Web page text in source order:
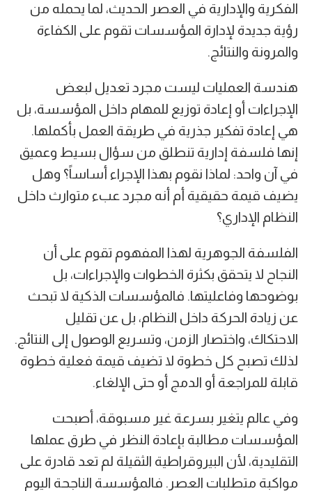
الفكرية والإدارية في العصر الحديث، لما يحمله من
رؤية جديدة لإدارة المؤسسات تقوم على الكفاءة
والمرونة والنتائج.
هندسة العمليات ليست مجرد تعديل لبعض
الإجراءات أو إعادة توزيع للمهام داخل المؤسسة، بل
هي إعادة تفكير جذرية في طريقة العمل بأكملها.
إنها فلسفة إدارية تنطلق من سؤال بسيط وعميق
في آن واحد: لماذا نقوم بهذا الإجراء أساساً؟ وهل
يضيف قيمة حقيقية أم أنه مجرد عبء متوارث داخل
النظام الإداري؟
الفلسفة الجوهرية لهذا المفهوم تقوم على أن
النجاح لا يتحقق بكثرة الخطوات والإجراءات، بل
بوضوحها وفاعليتها. فالمؤسسات الذكية لا تبحث
عن زيادة الحركة داخل النظام، بل عن تقليل
الاحتكاك، واختصار الزمن، وتسريع الوصول إلى النتائج.
لذلك تصبح كل خطوة لا تضيف قيمة فعلية خطوة
قابلة للمراجعة أو الدمج أو حتى الإلغاء.
وفي عالم يتغير بسرعة غير مسبوقة، أصبحت
المؤسسات مطالبة بإعادة النظر في طرق عملها
التقليدية، لأن البيروقراطية الثقيلة لم تعد قادرة على
مواكبة متطلبات العصر. فالمؤسسة الناجحة اليوم